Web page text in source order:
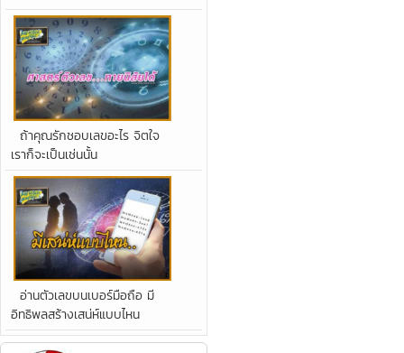
ถ้าคุณรักชอบเลขอะไร จิตใจ
เราก็จะเป็นเช่นนั้น
อ่านตัวเลขบนเบอร์มือถือ มี
อิทธิพลสร้างเสน่ห์แบบไหน